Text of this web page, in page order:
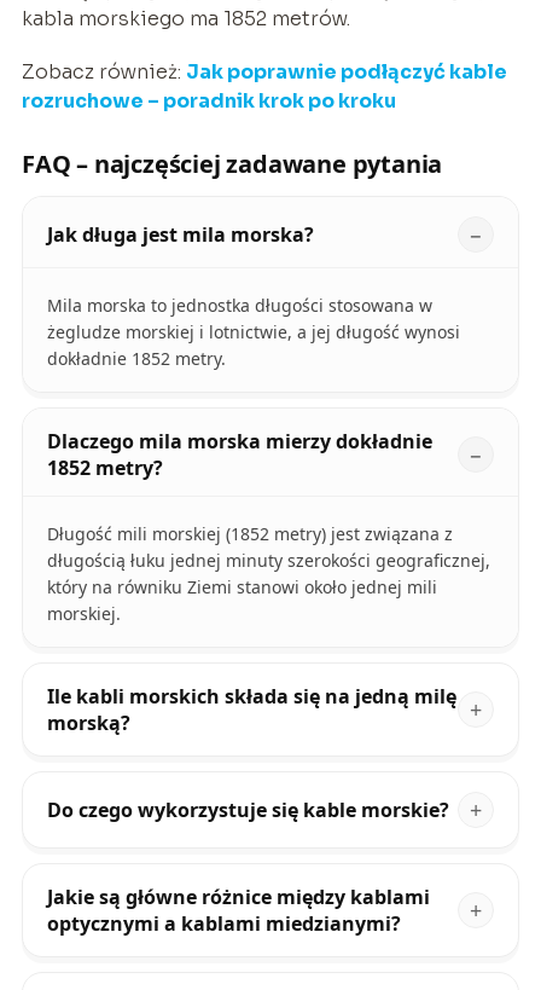
kabla morskiego ma 1852 metrów.
Zobacz również: Jak poprawnie podłączyć kable
rozruchowe – poradnik krok po kroku
FAQ – najczęściej zadawane pytania
Jak długa jest mila morska?
Mila morska to jednostka długości stosowana w
żegludze morskiej i lotnictwie, a jej długość wynosi
dokładnie 1852 metry.
Dlaczego mila morska mierzy dokładnie
1852 metry?
Długość mili morskiej (1852 metry) jest związana z
długością łuku jednej minuty szerokości geograficznej,
który na równiku Ziemi stanowi około jednej mili
morskiej.
Ile kabli morskich składa się na jedną milę
morską?
Do czego wykorzystuje się kable morskie?
Jakie są główne różnice między kablami
optycznymi a kablami miedzianymi?